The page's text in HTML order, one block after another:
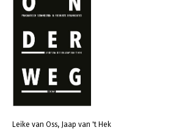
Leike van Oss, Jaap van 't Hek